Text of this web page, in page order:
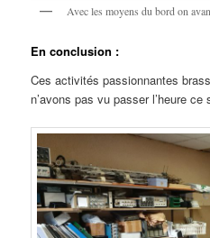
Avec les moyens du bord on
En conclusion :
Ces activités passionnantes
n’avons pas vu passer l’heure ce